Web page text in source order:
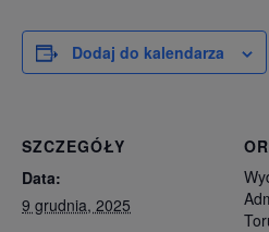
Dodaj do kalendarza
SZCZEGÓŁY
Data:
9 grudnia, 2025